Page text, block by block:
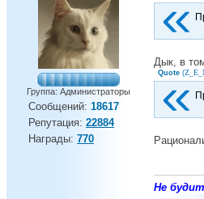
Группа: Администраторы
Сообщений: 18617
Репутация: 22884
Награды: 770
Дык, в
Quote (
Не